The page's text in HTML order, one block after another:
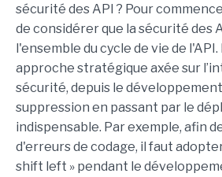
sécurité des API ? Pour
de considérer que la sécurité des
l'ensemble du cycle de vie de l'API.
approche stratégique axée sur
sécurité, depuis le développement
suppression en passant par le
indispensable. Par exemple, afin
d'erreurs de codage, il faut
shift left » pendant le